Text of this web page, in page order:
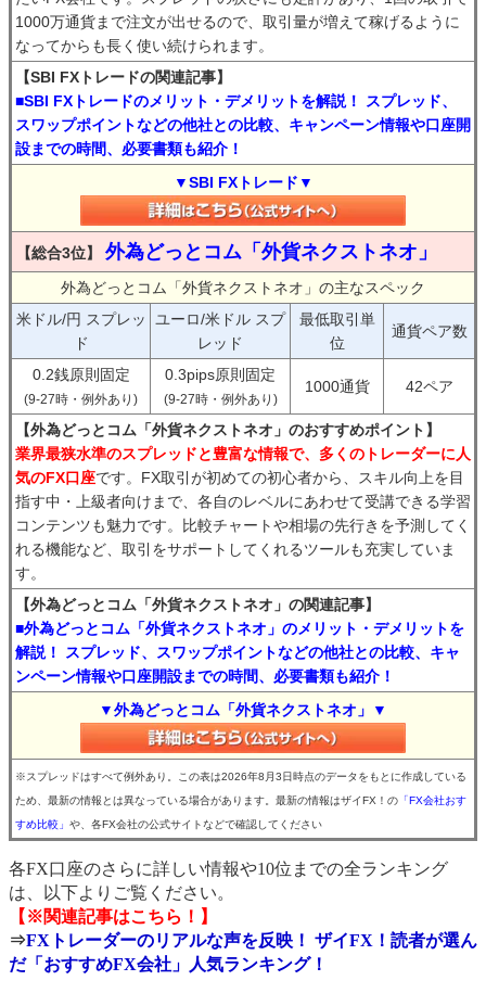
1000万通貨まで注文が出せるので、取引量が増えて稼げるように
なってからも長く使い続けられます。
【SBI FXトレードの関連記事】
■SBI FXトレードのメリット・デメリットを解説！ スプレッド、
スワップポイントなどの他社との比較、キャンペーン情報や口座開
設までの時間、必要書類も紹介！
▼SBI FXトレード▼
【総合3位】 外為どっとコム「外貨ネクストネオ」
外為どっとコム「外貨ネクストネオ」の主なスペック
米ドル/円 スプレッ
ド
ユーロ/米ドル スプ
レッド
最低取引単
位
通貨ペア数
0.2銭原則固定
(9-27時・例外あり)
0.3pips原則固定
(9-27時・例外あり)
1000通貨 42ペア
【外為どっとコム「外貨ネクストネオ」のおすすめポイント】
業界最狭水準のスプレッドと豊富な情報で、多くのトレーダーに人
気のFX口座です。FX取引が初めての初心者から、スキル向上を目
指す中・上級者向けまで、各自のレベルにあわせて受講できる学習
コンテンツも魅力です。比較チャートや相場の先行きを予測してく
れる機能など、取引をサポートしてくれるツールも充実していま
す。
【外為どっとコム「外貨ネクストネオ」の関連記事】
■外為どっとコム「外貨ネクストネオ」のメリット・デメリットを
解説！ スプレッド、スワップポイントなどの他社との比較、キャ
ンペーン情報や口座開設までの時間、必要書類も紹介！
▼外為どっとコム「外貨ネクストネオ」▼
※スプレッドはすべて例外あり。この表は2026年8月3日時点のデータをもとに作成している
ため、最新の情報とは異なっている場合があります。最新の情報はザイFX！の 「FX会社おす
すめ比較」 や、各FX会社の公式サイトなどで確認してください
各FX口座のさらに詳しい情報や10位までの全ランキング
は、以下よりご覧ください。
【※関連記事はこちら！】
⇒FXトレーダーのリアルな声を反映！ ザイFX！読者が選ん
だ「おすすめFX会社」人気ランキング！